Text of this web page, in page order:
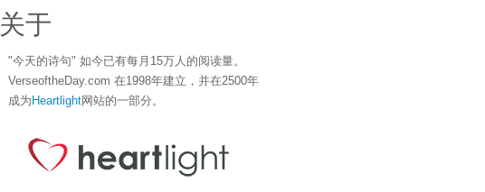
关于
"今天的诗句" 如今已有每月15万人的阅读量。
VerseoftheDay.com 在1998年建立，并在2500年
成为 Heartlight网站的一部分。